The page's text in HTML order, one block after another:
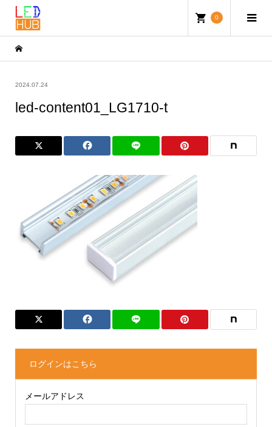
0
2024.07.24
led-content01_LG1710-t
ログインはこちら
メールアドレス